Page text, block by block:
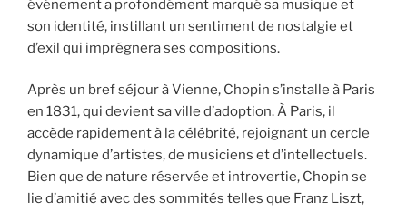
événement a profondément marqué sa musique et
son identité, instillant un sentiment de nostalgie et
d’exil qui imprégnera ses compositions.
Après un bref séjour à Vienne, Chopin s’installe à Paris
en 1831, qui devient sa ville d’adoption. À Paris, il
accède rapidement à la célébrité, rejoignant un cercle
dynamique d’artistes, de musiciens et d’intellectuels.
Bien que de nature réservée et introvertie, Chopin se
lie d’amitié avec des sommités telles que Franz Liszt,